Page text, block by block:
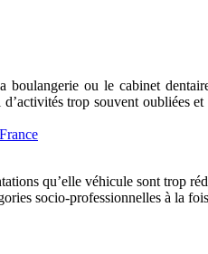
boulangerie ou le cabinet
trop souvent oubliées
qu’elle véhicule sont trop
socio-professionnelles à la